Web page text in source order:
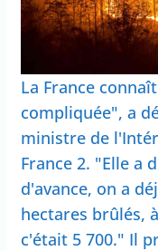
La France
compliquée", a
ministre de
France 2. "Elle a
d'avance, on a
hectares brûlés,
c'était 5 700." Il